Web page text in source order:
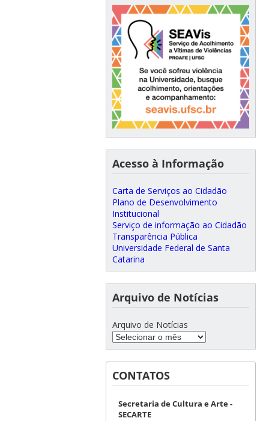
Acesso à Informação
Carta de Serviços ao Cidadão
Plano de Desenvolvimento
Institucional
Serviço de informação ao Cidadão
Transparência Pública
Universidade Federal de Santa
Catarina
Arquivo de Notícias
Arquivo de Notícias
CONTATOS
Secretaria de Cultura e Arte -
SECARTE